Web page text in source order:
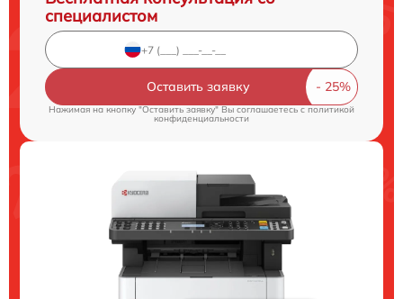
специалистом
Оставить заявку
Нажимая на кнопку "Оставить заявку" Вы соглашаетесь c политикой
конфиденциальности